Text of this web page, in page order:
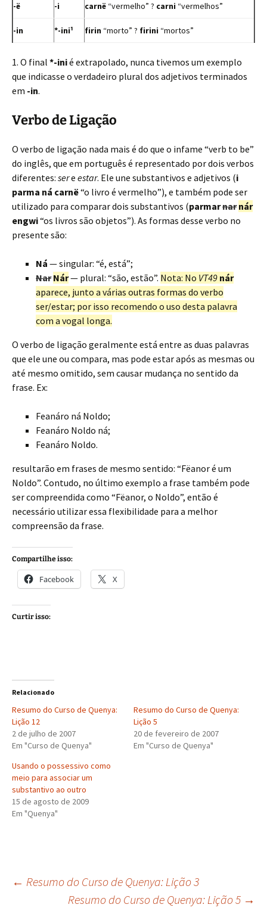
-ë -i carnë “vermelho” ? carni “vermelhos”
-in *-ini¹ firin “morto” ? firini “mortos”
1. O final *-inié extrapolado, nunca tivemos um exemplo
que indicasse o verdadeiro plural dos adjetivos terminados
em -in.
Verbo de Ligação
O verbo de ligação nada mais é do que o infame “verb to be”
do inglês, que em português é representado por dois verbos
diferentes: sere estar. Ele une substantivos e adjetivos (i
parma ná carnë“o livro é vermelho”), e também pode ser
utilizado para comparar dois substantivos (parmarnar nár
engwi“os livros são objetos”). As formas desse verbo no
presente são:
Ná — singular: “é, está”;
Nar Nár— plural: “são, estão”. Nota: No VT49 nár
aparece, junto a várias outras formas do verbo
ser/estar; por isso recomendo o uso desta palavra
com a vogal longa.
O verbo de ligação geralmente está entre as duas palavras
que ele une ou compara, mas pode estar após as mesmas ou
até mesmo omitido, sem causar mudança no sentido da
frase. Ex:
Feanáro ná Noldo;
Feanáro Noldo ná;
Feanáro Noldo.
resultarão em frases de mesmo sentido: “Fëanor é um
Noldo”. Contudo, no último exemplo a frase também pode
ser compreendida como “Fëanor, o Noldo”, então é
necessário utilizar essa flexibilidade para a melhor
compreensão da frase.
Compartilhe isso:
Facebook X
Curtir isso:
Relacionado
Resumo do Curso de Quenya:
Lição 12
2 de julho de 2007
Em "Curso de Quenya"
Resumo do Curso de Quenya:
Lição 5
20 de fevereiro de 2007
Em "Curso de Quenya"
Usando o possessivo como
meio para associar um
substantivo ao outro
15 de agosto de 2009
Em "Quenya"
Navegação
← Resumo do Curso de Quenya: Lição 3
Resumo do Curso de Quenya: Lição 5 →